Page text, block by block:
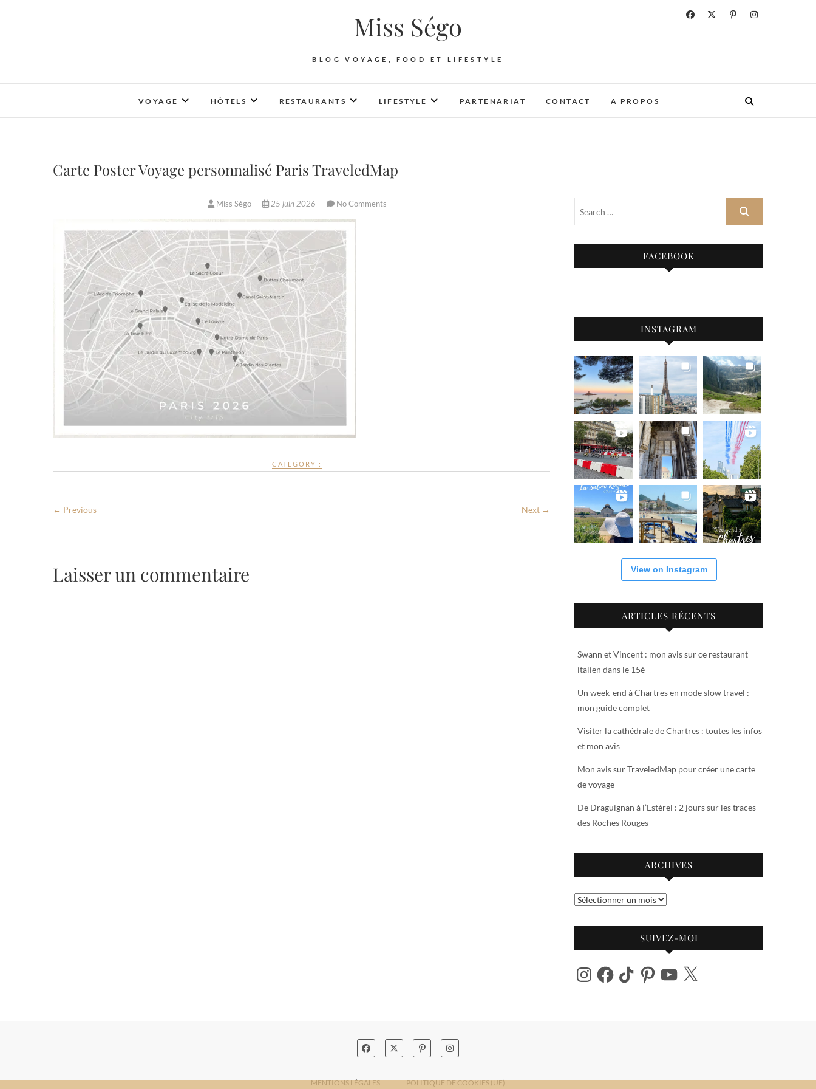
Miss Ségo
BLOG VOYAGE, FOOD ET LIFESTYLE
VOYAGE HÔTELS RESTAURANTS LIFESTYLE PARTENARIAT CONTACT A PROPOS
Carte Poster Voyage personnalisé Paris TraveledMap
Miss Ségo 25 juin 2026 No Comments
CATEGORY :
← Previous Next →
Laisser un commentaire
FACEBOOK
INSTAGRAM
View on Instagram
ARTICLES RÉCENTS
Swann et Vincent : mon avis sur ce restaurant
italien dans le 15è
Un week-end à Chartres en mode slow travel :
mon guide complet
Visiter la cathédrale de Chartres : toutes les infos
et mon avis
Mon avis sur TraveledMap pour créer une carte
de voyage
De Draguignan à l’Estérel : 2 jours sur les traces
des Roches Rouges
ARCHIVES
Archives
SUIVEZ-MOI
InstagramFacebook
TikTok PinterestYouTube
X
MENTIONS LÉGALES POLITIQUE DE COOKIES (UE)